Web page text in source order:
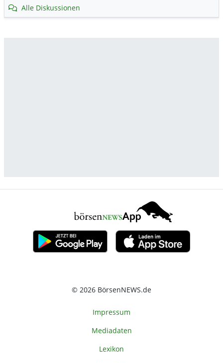
Alle Diskussionen
© 2026 BörsenNEWS.de
Impressum
Mediadaten
Lexikon